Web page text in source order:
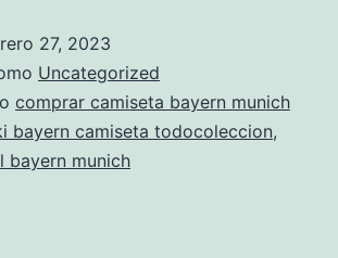
2018
china
27, 2023
Uncategorized
comprar camiseta bayern munich
bayern camiseta todocoleccion,
bayern munich